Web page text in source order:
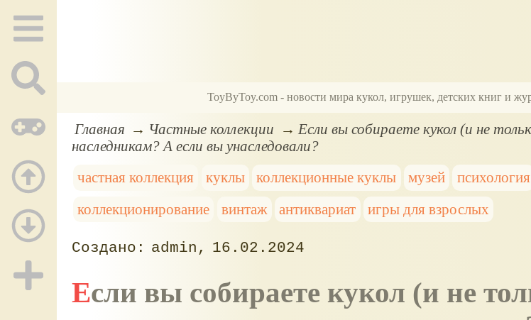
ToyByToy.com - новости мира кукол, игрушек, детских книг и
Главная Частные коллекции
Если вы собираете кукол (и не
наследникам? А если вы унаследовали?
частная коллекция
куклы коллекционные куклы музей психология
коллекционирование
винтаж антиквариат игры для взрослых
admin 16.02.2024
Если вы собираете кукол (и не только). Как